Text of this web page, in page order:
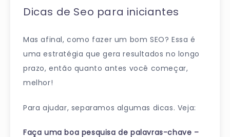
Dicas de Seo para iniciantes
Mas afinal, como fazer um bom SEO? Essa é
uma estratégia que gera resultados no longo
prazo, então quanto antes você começar,
melhor!
Para ajudar, separamos algumas dicas. Veja:
Faça uma boa pesquisa depalavras-chave –